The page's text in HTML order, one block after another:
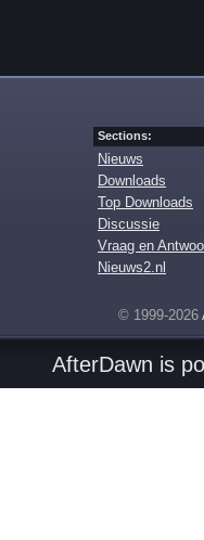
Sections:
Nieuws
Downloads
Top Downloads
Discussie
Vraag en
Nieuws2.nl
© 1999-2026
AfterDawn is